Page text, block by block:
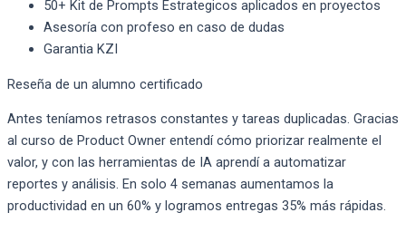
50+ Kit de Prompts Estrategicos aplicados en proyectos
Asesoría con profeso en caso de dudas
Garantia KZI
Reseña de un alumno certificado
Antes teníamos retrasos constantes y tareas duplicadas. Gracias
al curso de Product Owner entendí cómo priorizar realmente el
valor, y con las herramientas de IA aprendí a automatizar
reportes y análisis. En solo 4 semanas aumentamos la
productividad en un 60% y logramos entregas 35% más rápidas.